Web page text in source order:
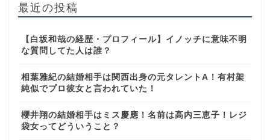
最近の投稿
【白坂和哉の経歴・プロフィール】イノッチに意味不明
な質問してた人は誰？
相葉雅紀の結婚相手は関西出身の元タレントA！有村架
純似でプロ彼女と言われていた！
櫻井翔の結婚相手はミス慶應！名前は高内三恵子！レジ
袋女ってどういうこと？